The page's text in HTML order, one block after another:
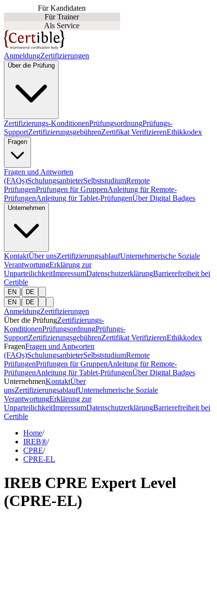
Für Kandidaten
Für Trainer
Als Service
AnmeldungZertifizierungen
Über die Prüfung
Zertifizierungs-KonditionenPrüfungsordnungPrüfungs-
SupportZertifizierungsgebührenZertifikat VerifizierenEthikkodex
Fragen
Fragen und Antworten
(FAQs)SchulungsanbieterSelbststudiumRemote
PrüfungenPrüfungen für GruppenAnleitung für Remote-
PrüfungenAnleitung für Tablet-PrüfungenÜber Digital Badges
Unternehmen
KontaktÜber unsZertifizierungsablaufUnternehmerische Soziale
VerantwortungErklärung zur
UnparteilichkeitImpressumDatenschutzerklärungBarrierefreiheit bei
Certible
EN |
DE
EN
| DE
AnmeldungZertifizierungen
Über die PrüfungZertifizierungs-
KonditionenPrüfungsordnungPrüfungs-
SupportZertifizierungsgebührenZertifikat VerifizierenEthikkodex
FragenFragen und Antworten
(FAQs)SchulungsanbieterSelbststudiumRemote
PrüfungenPrüfungen für GruppenAnleitung für Remote-
PrüfungenAnleitung für Tablet-PrüfungenÜber Digital Badges
UnternehmenKontaktÜber
unsZertifizierungsablaufUnternehmerische Soziale
VerantwortungErklärung zur
UnparteilichkeitImpressumDatenschutzerklärungBarrierefreiheit bei
Certible
Home/
IREB®/
CPRE/
CPRE-EL
IREB CPRE Expert Level
(CPRE-EL)